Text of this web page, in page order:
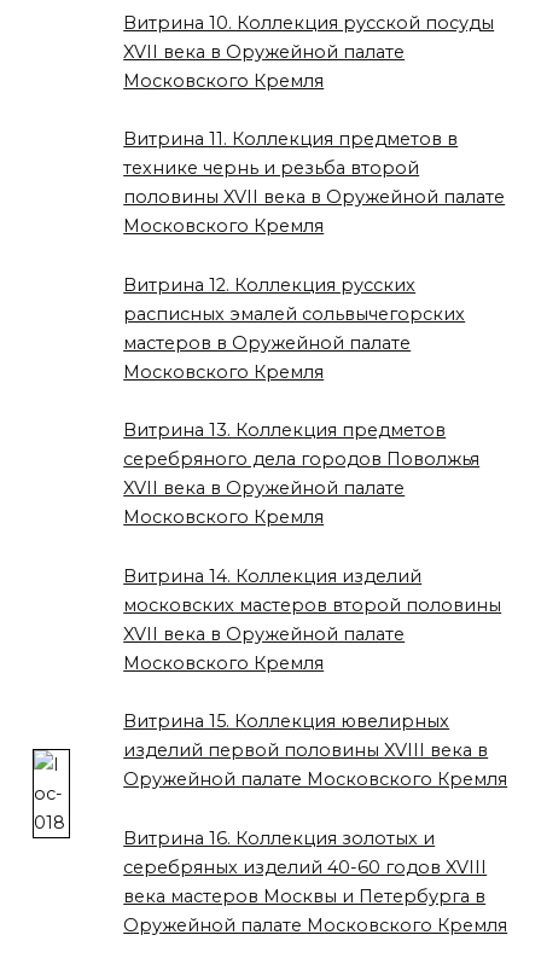
Витрина 10. Коллекция русской посуды
XVII века в Оружейной палате
Московского Кремля
Витрина 11. Коллекция предметов в
технике чернь и резьба второй
половины XVII века в Оружейной палате
Московского Кремля
Витрина 12. Коллекция русских
расписных эмалей сольвычегорских
мастеров в Оружейной палате
Московского Кремля
Витрина 13. Коллекция предметов
серебряного дела городов Поволжья
XVII века в Оружейной палате
Московского Кремля
Витрина 14. Коллекция изделий
московских мастеров второй половины
XVII века в Оружейной палате
Московского Кремля
Витрина 15. Коллекция ювелирных
изделий первой половины XVIII века в
Оружейной палате Московского Кремля
Витрина 16. Коллекция золотых и
серебряных изделий 40-60 годов XVIII
века мастеров Москвы и Петербурга в
Оружейной палате Московского Кремля